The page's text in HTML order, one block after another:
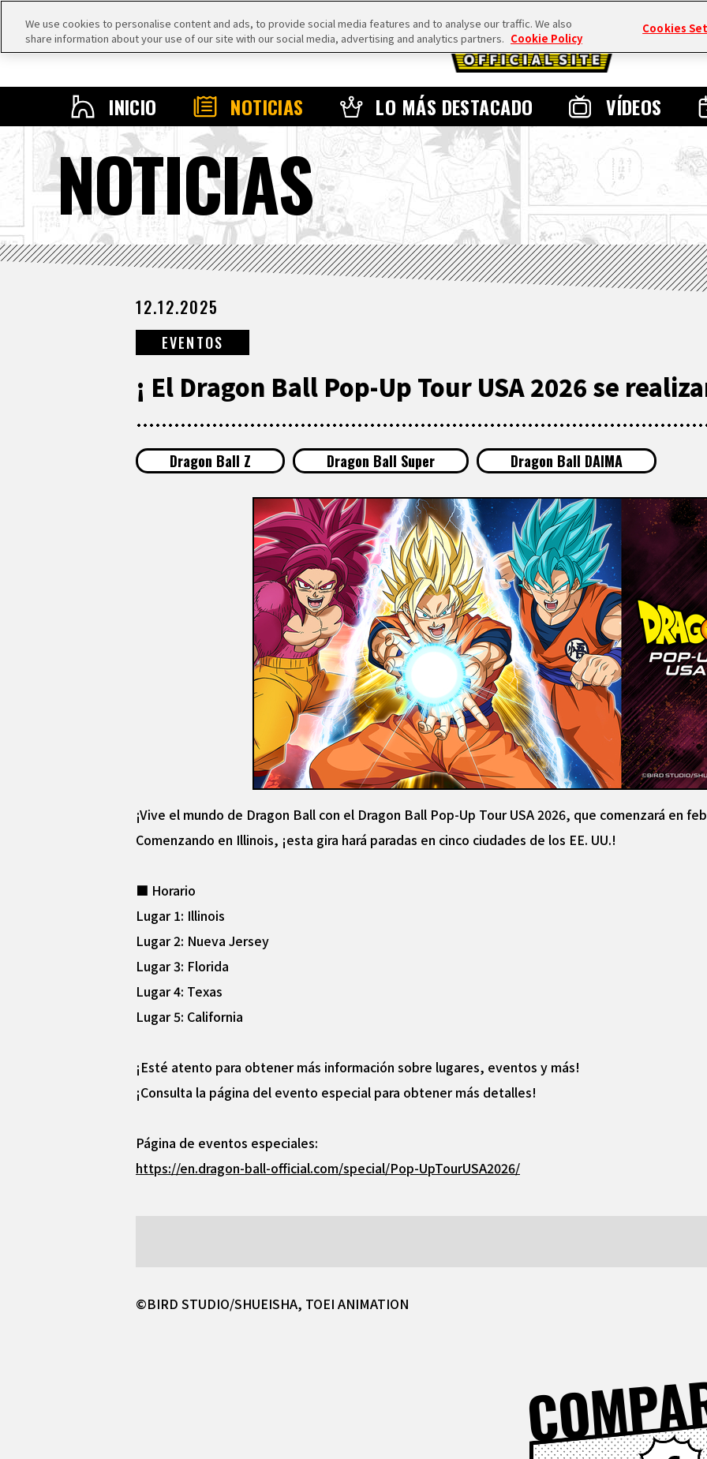
INICIO NOTICIAS LO MÁS DESTACADO VÍDEOS
NOTICIAS
12.12.2025
EVENTOS
¡ El Dragon Ball Pop-Up Tour USA 2026 se
Dragon Ball Z Dragon Ball Super Dragon Ball DAIMA
¡Vive el mundo de Dragon Ball con el Dragon Ball Pop-Up Tour USA 2026, que comenzará en
Comenzando en Illinois, ¡esta gira hará paradas en cinco ciudades de los EE. UU.!
■ Horario
Lugar 1: Illinois
Lugar 2: Nueva Jersey
Lugar 3: Florida
Lugar 4: Texas
Lugar 5: California
¡Esté atento para obtener más información sobre lugares, eventos y más!
¡Consulta la página del evento especial para obtener más detalles!
Página de eventos especiales:
https://en.dragon-ball-official.com/special/Pop-UpTourUSA2026/
©BIRD STUDIO/SHUEISHA, TOEI ANIMATION
We use cookies to personalise content and ads, to provide social media features and to analyse our traffic. We also
share information about your use of our site with our social media, advertising and analytics partners. Cookie Policy
Cookies